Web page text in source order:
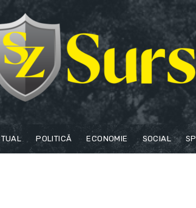
POLITICĂ ECONOMIE SOCIAL